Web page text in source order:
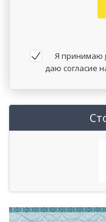
Я принимаю
даю согласие